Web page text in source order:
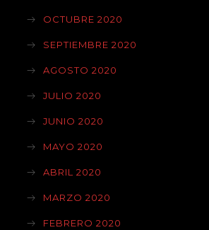
OCTUBRE 2020
SEPTIEMBRE 2020
AGOSTO 2020
JULIO 2020
JUNIO 2020
MAYO 2020
ABRIL 2020
MARZO 2020
FEBRERO 2020